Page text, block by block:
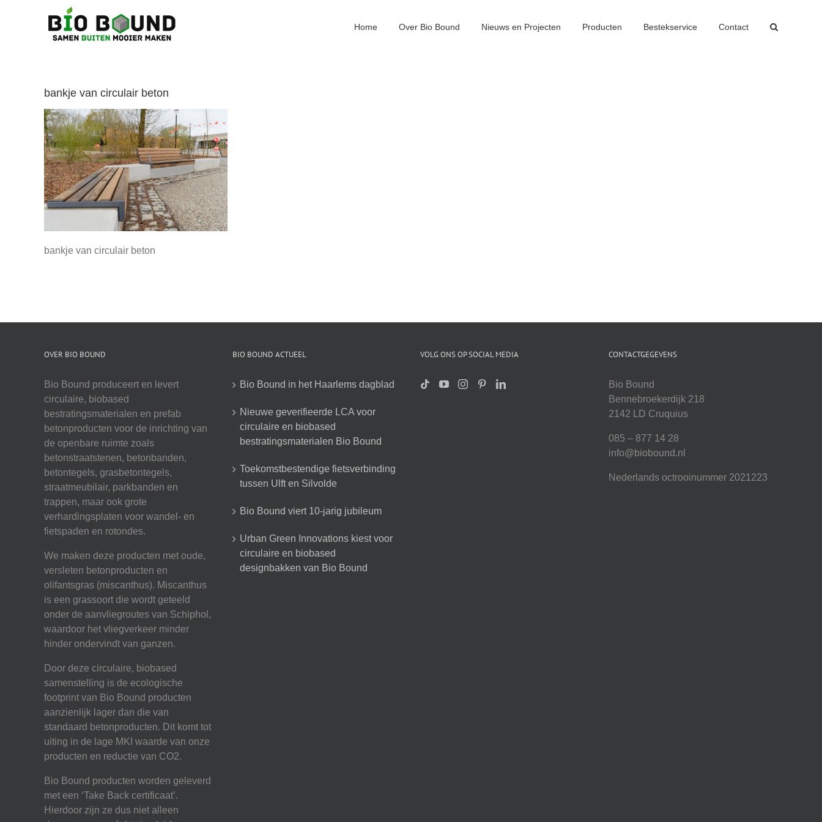
Home Over Bio Bound Nieuws en Projecten Producten Bestekservice Contact
bankje van circulair beton
bankje van circulair beton
OVER BIO BOUND
Bio Bound produceert en levert
circulaire, biobased
bestratingsmaterialen en prefab
betonproducten voor de inrichting van
de openbare ruimte zoals
betonstraatstenen, betonbanden,
betontegels, grasbetontegels,
straatmeubilair, parkbanden en
trappen, maar ook grote
verhardingsplaten voor wandel- en
fietspaden en rotondes.
We maken deze producten met oude,
versleten betonproducten en
olifantsgras (miscanthus). Miscanthus
is een grassoort die wordt geteeld
onder de aanvliegroutes van Schiphol,
waardoor het vliegverkeer minder
hinder ondervindt van ganzen.
Door deze circulaire, biobased
samenstelling is de ecologische
footprint van Bio Bound producten
aanzienlijk lager dan die van
standaard betonproducten. Dit komt tot
uiting in de lage MKI waarde van onze
producten en reductie van CO2.
Bio Bound producten worden geleverd
met een ‘Take Back certificaat’.
Hierdoor zijn ze dus niet alleen
BIO BOUND ACTUEEL
Bio Bound in het Haarlems dagblad
Nieuwe geverifieerde LCA voor
circulaire en biobased
bestratingsmaterialen Bio Bound
Toekomstbestendige fietsverbinding
tussen Ulft en Silvolde
Bio Bound viert 10-jarig jubileum
Urban Green Innovations kiest voor
circulaire en biobased
designbakken van Bio Bound
VOLG ONS OP SOCIAL MEDIA CONTACTGEGEVENS
Bio Bound
Bennebroekerdijk 218
2142 LD Cruquius
085 – 877 14 28
info@biobound.nl
Nederlands octrooinummer 2021223